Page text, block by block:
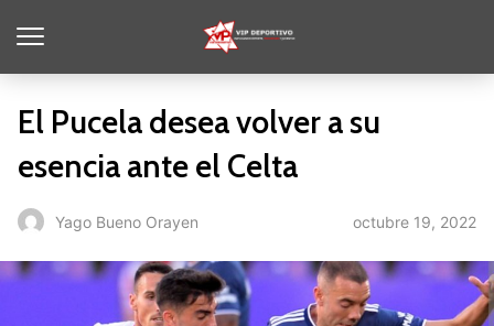
El Pucela desea volver a su
esencia ante el Celta
Yago Bueno Orayen octubre 19, 2022